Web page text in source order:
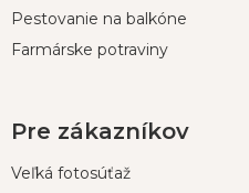
Pestovanie na balkóne
Farmárske potraviny
Pre zákazníkov
Veľká fotosúťaž